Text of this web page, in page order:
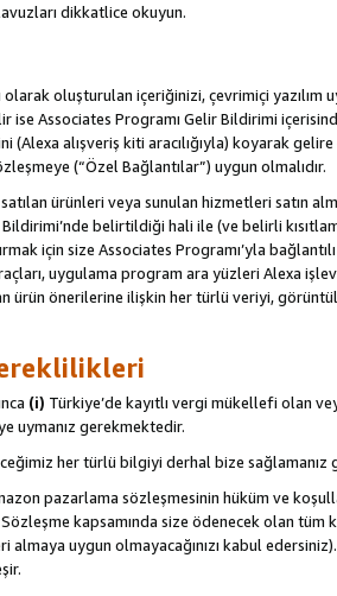
dikkatlice okuyun.
oluşturulan içeriğinizi, çevrimiçi yazılım
Associates Programı Gelir Bildirimi
(Alexa alışveriş kiti aracılığıyla) koyarak
(“Özel Bağlantılar”) uygun olmalıdır.
ürünleri veya sunulan hizmetleri satın
belirtildiği hali ile (ve belirli
için size Associates Programı’yla
uygulama program ara yüzleri Alexa
ürün önerilerine ilişkin her türlü veriyi,
(i) Türkiye’de kayıtlı vergi mükellefi olan
uymanız gerekmektedir.
her türlü bilgiyi derhal bize sağlamanız
pazarlama sözleşmesinin hüküm ve
kapsamında size ödenecek olan tüm
uygun olmayacağınızı kabul